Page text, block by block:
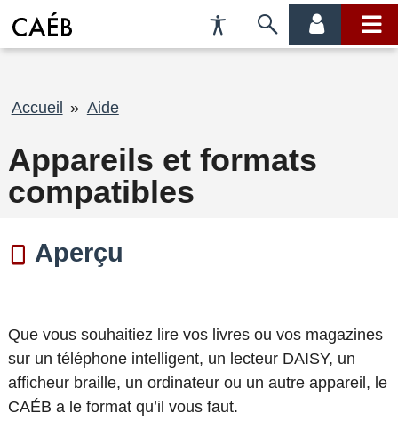
Préférences
d'accessibilité
Passer
menu
menu
Fil
Accueil Aide
Appareils et formats
compatibles
Aperçu
Que vous souhaitiez lire vos livres ou vos magazines
sur un téléphone intelligent, un lecteur DAISY, un
afficheur braille, un ordinateur ou un autre appareil, le
CAÉB a le format qu’il vous faut.